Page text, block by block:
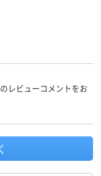
130
レビューコメントをお